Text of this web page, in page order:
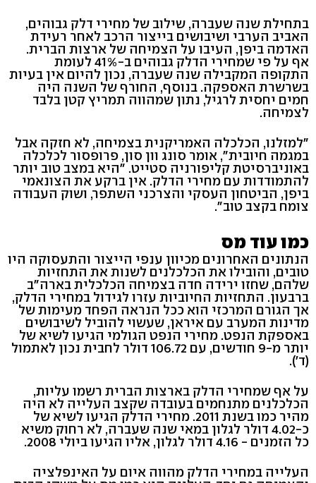
בתחילת שנה שעברה, שילוב של מחירי דלק גבוהים,
האביב הערבי ושיבושים בייצור הרכב לאחר רעידת
האדמה ביפן, העיבו על הצמיחה של ארצות הברית.
אף על פי שמחירי הדלק גבוהים ב-41% לעומת
התקופה המקבילה שנה שעברה, נכון להיום אין בעיות
בשרשרת האספקה. בנוסף, החורף של השנה היה
חמים יחסית לרגיל, נתון שמהווה תמריץ קטן בלבד
לצמיחה.
"למזלנו, הכלכלה האמריקנית בצמיחה, לא חזקה אבל
במגמה חיובית", אומר סונג וון סון, פרופסור לכלכלה
באוניברסיטת קליפורניה סטייט. "היא במצב טוב יותר
להתמודדות עם מחירי הדלק. אין ברקע את הצונאמי
ביפן, הביטחון העסקי והצרכני השתפר, ושוק העבודה
צומח בקצב טוב".
כמו עוד מס
הנתונים האחרונים מכיוון ענפי הייצור והתעסוקה היו
טובים, והובילו את הכלכלנים לשנות את התחזיות
שלהם, שחזו ירידה חדה בצמיחה הכלכלית בארה"ב
ברבעון. התחזיות החיוביות עזרו לגידול במחירי הדלק,
אך הגורם המרכזי הוא ככל הנראה הפחד מעימות של
מדינות המערב עם איראן, שעשוי להוביל לשיבושים
באספקת הנפט. מחירי הנפט הגולמי הגיעו לשיא של
יותר מ-9 חודשים, עם 106.72 דולר לחבית נכון לאתמול
(ד').
על אף שמחירי הדלק בארצות הברית רשמו עליות,
הכלכלנים מתנחמים בעובדה שקצב העלייה לא היה
מהיר כמו בשנת 2011. מחירי הדלק הגיעו לשיא של
כ-4.02 דולר לגלון במאי שנה שעברה, לא רחוק משיא
כל הזמנים - 4.16 דולר לגלון, אליו הגיעו ביולי 2008.
העלייה במחירי הדלק מהווה איום על האינפלציה